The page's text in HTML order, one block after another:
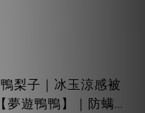
鴨梨子｜冰玉涼感被
【夢遊鴨鴨】｜防螨抗